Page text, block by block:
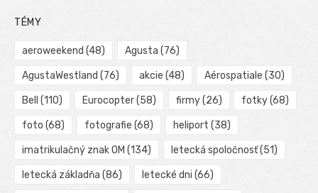
TÉMY
aeroweekend (48) Agusta (76)
AgustaWestland (76) akcie (48) Aérospatiale (30)
Bell (110) Eurocopter(58) firmy(26) fotky(68)
foto (68) fotografie (68) heliport (38)
imatrikulačný znak OM (134) letecká spoločnosť(51)
letecká základňa (86) letecké dni (66)